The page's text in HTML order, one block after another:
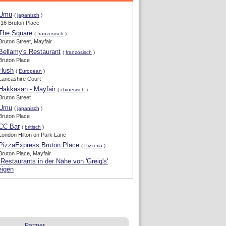
( japanisch )
Bruton Place
Square ( französisch )
Street, Mayfair
Bellamy's Restaurant ( französisch )
Place
Hush ( European )
Court
Hakkasan - Mayfair ( chinesisch )
Street
( japanisch )
Place
Bar ( britisch )
Hilton on Park Lane
PizzaExpress Bruton Place ( Pizzeria )
Place, Mayfair
in der Nähe von 'Greig's'